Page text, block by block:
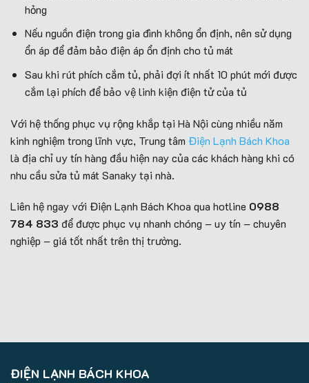
hỏng
Nếu nguồn điện trong gia đình không ổn định, nên sử dụng
ổn áp để đảm bảo điện áp ổn định cho tủ mát
Sau khi rút phích cắm tủ, phải đợi ít nhất 10 phút mới được
cắm lại phích để bảo vệ linh kiện điện tử của tủ
Với hệ thống phục vụ rộng khắp tại Hà Nội cùng nhiều năm
kinh nghiệm trong lĩnh vực, Trung tâm Điện Lạnh Bách Khoa
là địa chỉ uy tín hàng đầu hiện nay của các khách hàng khi có
nhu cầu sửa tủ mát Sanaky tại nhà.
Liên hệ ngay với Điện Lạnh Bách Khoa qua hotline 0988
784 833 để được phục vụ nhanh chóng – uy tín – chuyên
nghiệp – giá tốt nhất trên thị trường.
ĐIỆN LẠNH BÁCH KHOA